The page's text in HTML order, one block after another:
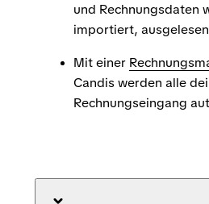
und Rechnungsdaten
importiert,
Mit einer
Candis werden alle
Rechnungseingang